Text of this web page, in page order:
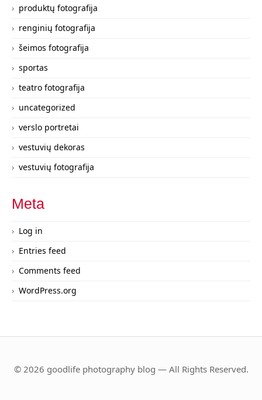
produktų fotografija
renginių fotografija
šeimos fotografija
sportas
teatro fotografija
uncategorized
verslo portretai
vestuvių dekoras
vestuvių fotografija
Meta
Log in
Entries feed
Comments feed
WordPress.org
© 2026 goodlife photography blog — All Rights Reserved.